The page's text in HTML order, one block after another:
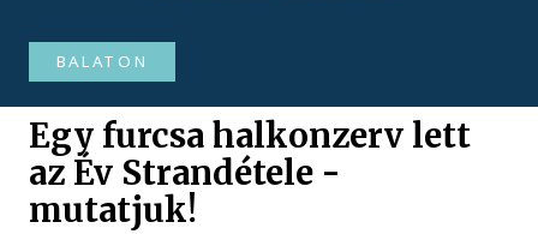
BALATON
Egy furcsa halkonzerv lett
az Év Strandétele -
mutatjuk!